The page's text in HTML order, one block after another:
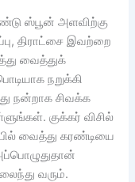
ஸ்பூன் அளவிற்கு
திராட்சை இவற்றை
வைத்துக்
நறுக்கி
நன்றாக சிவக்க
குக்கர் விசில்
வைத்து கரண்டியை
வரும்.